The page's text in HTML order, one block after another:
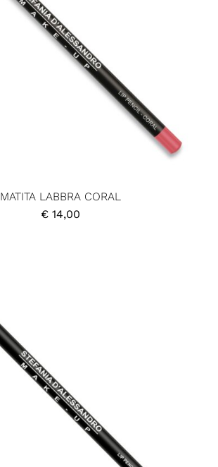
MATITA LABBRA CORAL
€14,00